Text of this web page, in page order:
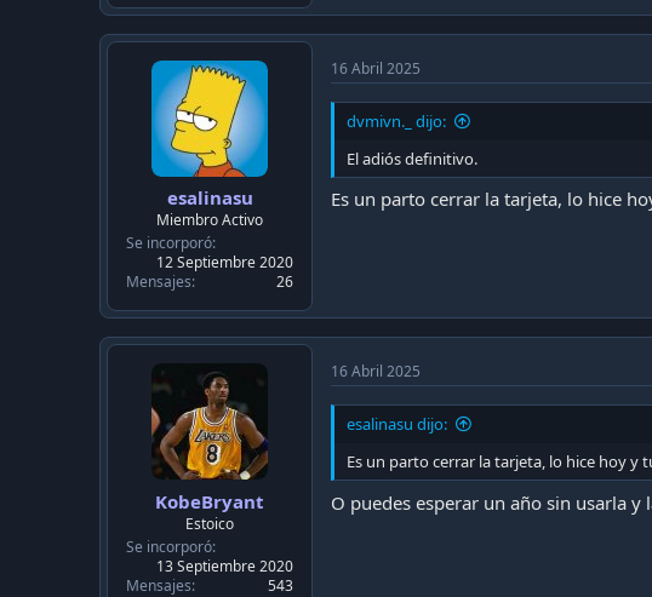
i
o
n
s
esalinasu
Miembro Activo
Se incorporó
12 Septiembre 2020
Mensajes
26
16 Abril 2025
dvmivn._ dijo:
El adiós definitivo.
Es un parto cerrar la tarjeta, lo hice
KobeBryant
Estoico
Se incorporó
13 Septiembre 2020
Mensajes
543
16 Abril 2025
esalinasu dijo:
Es un parto cerrar la tarjeta, lo hice hoy y
O puedes esperar un año sin usarla